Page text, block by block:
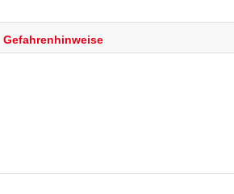
Gefahrenhinweise